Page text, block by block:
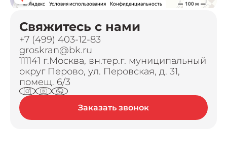
Свяжитесь с нами
+7 (499) 403-12-83
groskran@bk.ru
111141 г.Москва, вн.тер.г. муниципальный
округ Перово, ул. Перовская, д. 31,
помещ. 6/3
Заказать звонок